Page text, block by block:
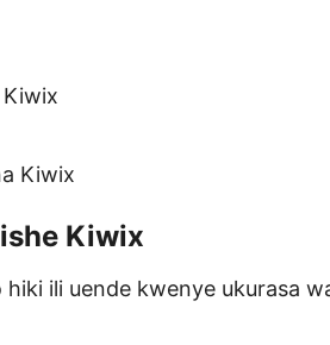
Kiwix
Kiwix
Kiwix
ili uende kwenye ukurasa